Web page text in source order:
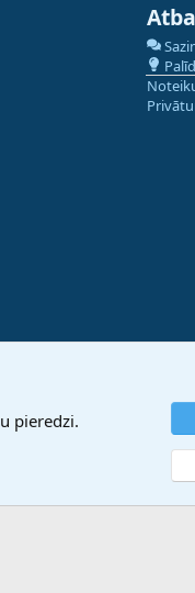
pieredzi.